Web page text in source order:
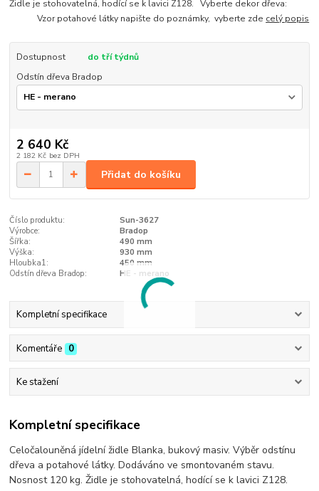
Židle je stohovatelná, hodící se k lavici Z128. Vyberte dekor dřeva:
Vzor potahové látky napište do poznámky, vyberte zde celý popis
Dostupnost
do tří týdnů
Odstín dřeva Bradop
2 640 Kč
2 182 Kč bez DPH
Přidat do košíku
Číslo produktu:
Sun-3627
Výrobce:
Bradop
Šířka:
490 mm
Výška:
930 mm
Hloubka1:
450 mm
Odstín dřeva Bradop:
HE - merano
Kompletní specifikace
Komentáře 0
Ke stažení
Kompletní specifikace
Celočalouněná jídelní židle Blanka, bukový masiv. Výběr odstínu
dřeva a potahové látky. Dodáváno ve smontovaném stavu.
Nosnost 120 kg. Židle je stohovatelná, hodící se k lavici Z128.